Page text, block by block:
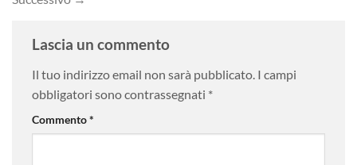
Lascia un commento
Il tuo indirizzo email non sarà pubblicato. I campi
obbligatori sono contrassegnati *
Commento*